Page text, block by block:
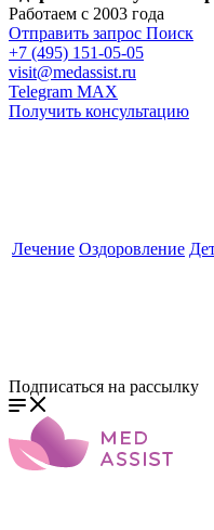
Работаем с 2003 года
Отправить запрос Поиск
+7 (495) 151-05-05
visit@medassist.ru
Telegram MAX
Получить консультацию
Лечение Оздоровление
Подписаться на рассылку